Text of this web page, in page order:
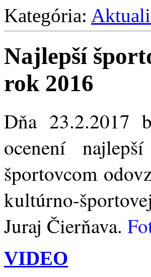
Kategória:
Najlepší
rok 2016
Dňa 23.2.2017
ocenení
športovcom
kultúrno-
Juraj Čierňava.
VIDEO